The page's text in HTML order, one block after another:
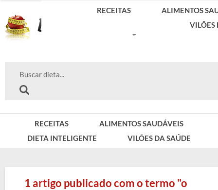
RECEITAS
ALIMENTOS SAUDÁVEIS
DIETA INTELIGENTE
VILÕES DA SAÚDE
RECEITAS
ALIMENTOS
VILÕES
1 artigo publicado com o termo "o